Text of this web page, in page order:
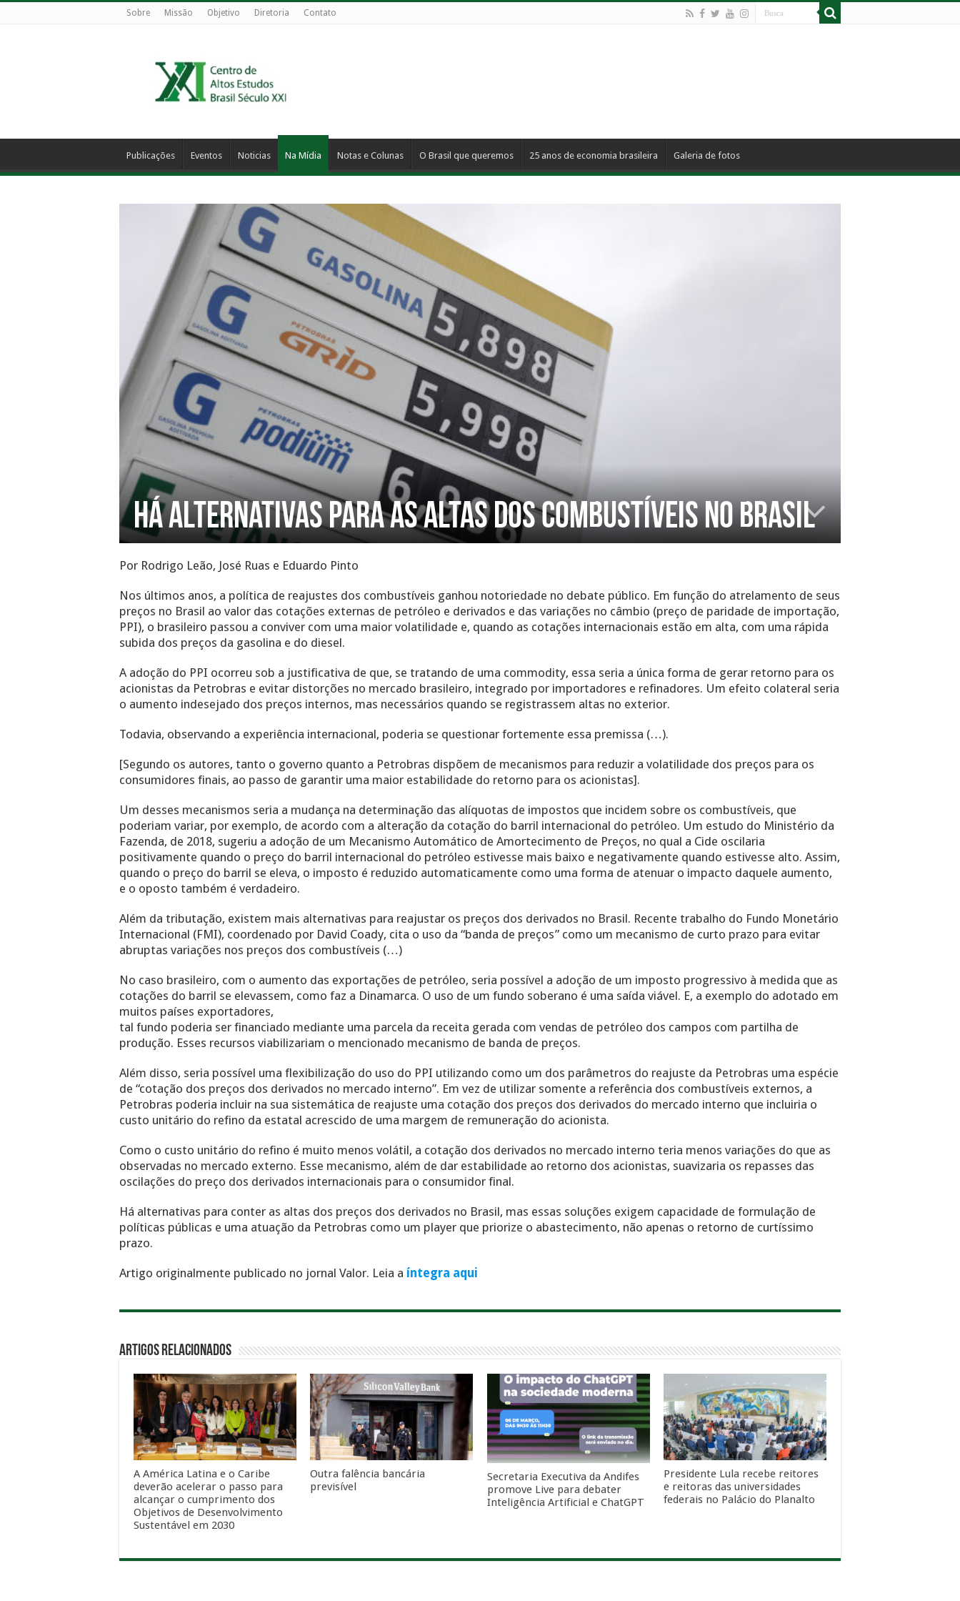
Sobre Missão Objetivo Diretoria Contato
Publicações Eventos Noticias Na Mídia Notas e Colunas O Brasil que queremos 25 anos de economia brasileira Galeria de fotos
Há alternativas para as altas dos combustíveis no Brasil
Por Rodrigo Leão, José Ruas e Eduardo Pinto
Nos últimos anos, a política de reajustes dos combustíveis ganhou notoriedade no debate público. Em função do atrelamento de seus
preços no Brasil ao valor das cotações externas de petróleo e derivados e das variações no câmbio (preço de paridade de importação,
PPI), o brasileiro passou a conviver com uma maior volatilidade e, quando as cotações internacionais estão em alta, com uma rápida
subida dos preços da gasolina e do diesel.
A adoção do PPI ocorreu sob a justificativa de que, se tratando de uma commodity, essa seria a única forma de gerar retorno para os
acionistas da Petrobras e evitar distorções no mercado brasileiro, integrado por importadores e refinadores. Um efeito colateral seria
o aumento indesejado dos preços internos, mas necessários quando se registrassem altas no exterior.
Todavia, observando a experiência internacional, poderia se questionar fortemente essa premissa (…).
[Segundo os autores, tanto o governo quanto a Petrobras dispõem de mecanismos para reduzir a volatilidade dos preços para os
consumidores finais, ao passo de garantir uma maior estabilidade do retorno para os acionistas].
Um desses mecanismos seria a mudança na determinação das alíquotas de impostos que incidem sobre os combustíveis, que
poderiam variar, por exemplo, de acordo com a alteração da cotação do barril internacional do petróleo. Um estudo do Ministério da
Fazenda, de 2018, sugeriu a adoção de um Mecanismo Automático de Amortecimento de Preços, no qual a Cide oscilaria
positivamente quando o preço do barril internacional do petróleo estivesse mais baixo e negativamente quando estivesse alto. Assim,
quando o preço do barril se eleva, o imposto é reduzido automaticamente como uma forma de atenuar o impacto daquele aumento,
e o oposto também é verdadeiro.
Além da tributação, existem mais alternativas para reajustar os preços dos derivados no Brasil. Recente trabalho do Fundo Monetário
Internacional (FMI), coordenado por David Coady, cita o uso da “banda de preços” como um mecanismo de curto prazo para evitar
abruptas variações nos preços dos combustíveis (…)
No caso brasileiro, com o aumento das exportações de petróleo, seria possível a adoção de um imposto progressivo à medida que as
cotações do barril se elevassem, como faz a Dinamarca. O uso de um fundo soberano é uma saída viável. E, a exemplo do adotado em
muitos países exportadores,
tal fundo poderia ser financiado mediante uma parcela da receita gerada com vendas de petróleo dos campos com partilha de
produção. Esses recursos viabilizariam o mencionado mecanismo de banda de preços.
Além disso, seria possível uma flexibilização do uso do PPI utilizando como um dos parâmetros do reajuste da Petrobras uma espécie
de “cotação dos preços dos derivados no mercado interno”. Em vez de utilizar somente a referência dos combustíveis externos, a
Petrobras poderia incluir na sua sistemática de reajuste uma cotação dos preços dos derivados do mercado interno que incluiria o
custo unitário do refino da estatal acrescido de uma margem de remuneração do acionista.
Como o custo unitário do refino é muito menos volátil, a cotação dos derivados no mercado interno teria menos variações do que as
observadas no mercado externo. Esse mecanismo, além de dar estabilidade ao retorno dos acionistas, suavizaria os repasses das
oscilações do preço dos derivados internacionais para o consumidor final.
Há alternativas para conter as altas dos preços dos derivados no Brasil, mas essas soluções exigem capacidade de formulação de
políticas públicas e uma atuação da Petrobras como um player que priorize o abastecimento, não apenas o retorno de curtíssimo
prazo.
Artigo originalmente publicado no jornal Valor. Leia a íntegra aqui
Artigos Relacionados
A América Latina e o Caribe
deverão acelerar o passo para
alcançar o cumprimento dos
Objetivos de Desenvolvimento
Sustentável em 2030
Outra falência bancária
previsível
Secretaria Executiva da Andifes
promove Live para debater
Inteligência Artificial e ChatGPT
Presidente Lula recebe reitores
e reitoras das universidades
federais no Palácio do Planalto